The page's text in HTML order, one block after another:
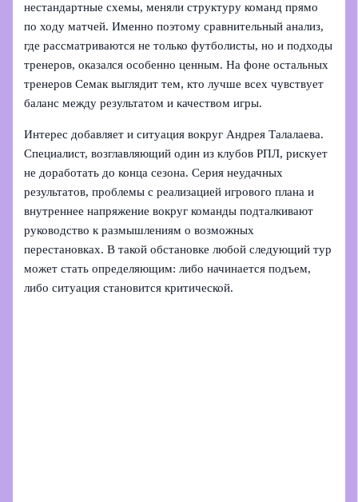
нестандартные схемы, меняли структуру команд прямо
по ходу матчей. Именно поэтому сравнительный анализ,
где рассматриваются не только футболисты, но и подходы
тренеров, оказался особенно ценным. На фоне остальных
тренеров Семак выглядит тем, кто лучше всех чувствует
баланс между результатом и качеством игры.
Интерес добавляет и ситуация вокруг Андрея Талалаева.
Специалист, возглавляющий один из клубов РПЛ, рискует
не доработать до конца сезона. Серия неудачных
результатов, проблемы с реализацией игрового плана и
внутреннее напряжение вокруг команды подталкивают
руководство к размышлениям о возможных
перестановках. В такой обстановке любой следующий тур
может стать определяющим: либо начинается подъем,
либо ситуация становится критической.